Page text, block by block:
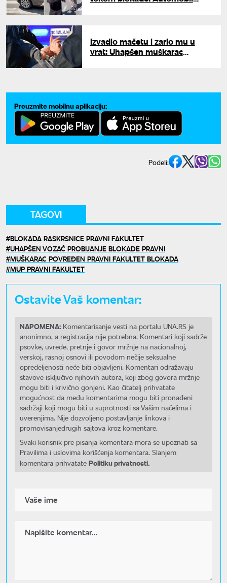
Izvadio mačetu i zario mu u
vrat: Uhapšen muškarac
Preuzmite mobilnu aplikaciju:
Podeli:
TAGOVI
BLOKADA RASKRSNICE PRAVNI FAKULTET
UHAPŠEN VOZAČ PROBIJANJE BLOKADE PRAVNI
MUŠKARAC POVREĐEN PRAVNI FAKULTET BLOKADA
MUP PRAVNI FAKULTET
Ostavite Vaš komentar:
NAPOMENA: Komentarisanje vesti na portalu UNA.RS je
anonimno, a registracija nije potrebna. Komentari koji sadrže
psovke, uvrede, pretnje i govor mržnje na nacionalnoj,
verskoj, rasnoj osnovi ili povodom nečije seksualne
opredeljenosti neće biti objavljeni. Komentari odražavaju
stavove isključivo njihovih autora, koji zbog govora mržnje
mogu biti i krivično gonjeni. Kao čitatelj prihvatate
mogućnost da među komentarima mogu biti pronađeni
sadržaji koji mogu biti u suprotnosti sa Vašim načelima i
uverenjima. Nije dozvoljeno postavljanje linkova i
promovisanjedrugih sajtova kroz komentare.
Svaki korisnik pre pisanja komentara mora se upoznati sa
Pravilima i uslovima korišćenja komentara. Slanjem
komentara prihvatate Politiku privatnosti.